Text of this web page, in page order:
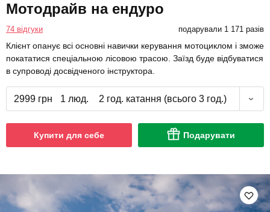
Мотодрайв на ендуро
74 відгуки подарували 1 171 разів
Клієнт опанує всі основні навички керування мотоциклом і зможе
покататися спеціальною лісовою трасою. Заїзд буде відбуватися
в супроводі досвідченого інструктора.
2999 грн 1 люд. 2 год. катання (всього 3 год.)
Купити для себе Подарувати